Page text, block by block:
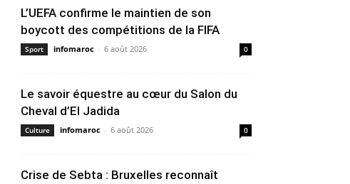
L’UEFA confirme le maintien de son
boycott des compétitions de la FIFA
Sport infomaroc - 6 août 2026 0
Le savoir équestre au cœur du Salon du
Cheval d’El Jadida
Culture infomaroc - 6 août 2026 0
Crise de Sebta : Bruxelles reconnaît